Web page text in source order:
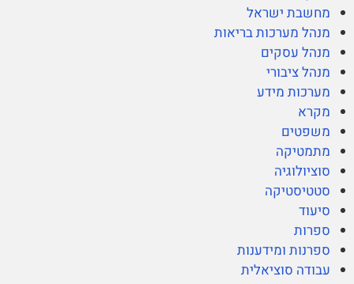
מחשבת ישראל
מנהל מערכות בריאות
מנהל עסקים
מנהל ציבורי
מערכות מידע
מקרא
משפטים
מתמטיקה
סוציולוגיה
סטטיסטיקה
סיעוד
ספרות
ספרנות ומידענות
עבודה סוציאלית